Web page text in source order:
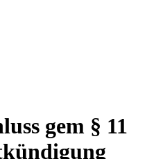
gem § 11